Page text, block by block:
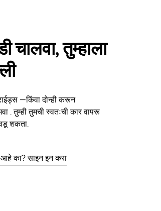
चालवा, तुम्हाला
—किंवा दोन्ही करून
. तुम्ही तुमची स्वतःची कार वापरू
शकता.
का? साइन इन करा